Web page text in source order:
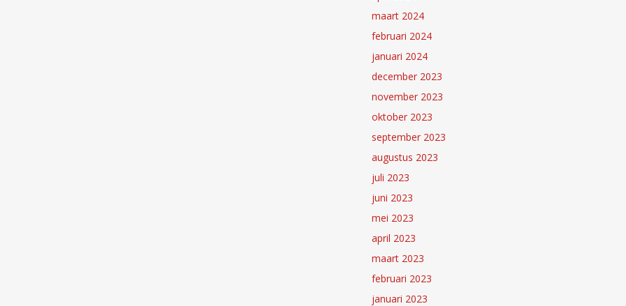
maart 2024
februari 2024
januari 2024
december 2023
november 2023
oktober 2023
september 2023
augustus 2023
juli 2023
juni 2023
mei 2023
april 2023
maart 2023
februari 2023
januari 2023